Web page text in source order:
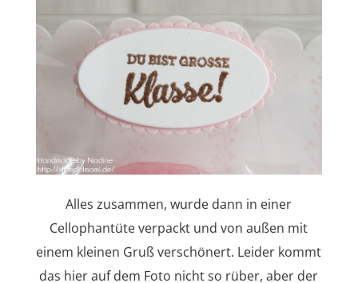
Alles zusammen, wurde dann in einer
Cellophantüte verpackt und von außen mit
einem kleinen Gruß verschönert. Leider kommt
das hier auf dem Foto nicht so rüber, aber der